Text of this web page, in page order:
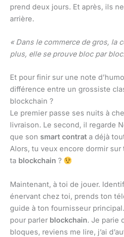
prend deux jours. Et après, ils
arrière.
« Dans le commerce de gros, la
plus, elle se prouve bloc par
Et pour finir sur une note
différence entre un grossiste
blockchain ?
Le premier passe ses nuits à
livraison. Le second, il regarde
que son smart contrat a déjà
Alors, tu veux encore dormir
ta blockchain ?
Maintenant, à toi de jouer.
énervant chez toi, prends ton
guide à ton fournisseur
pour parler blockchain. Je parie
bloques, reviens me lire, j’ai